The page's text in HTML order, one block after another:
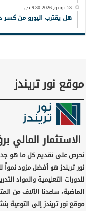
23 يونيو, 2026 9:30 ص
هل يقترب اليورو من كسر دعم
موقع نور تريندز
الاستثمار المالي
نحرص على تقديم كل ما هو
نور تريندز هو أفضل مزود
للدورات التعليمية والمواد
الماضية، ساعدنا الآلاف من
موقع نور تريندز إلى التوعية